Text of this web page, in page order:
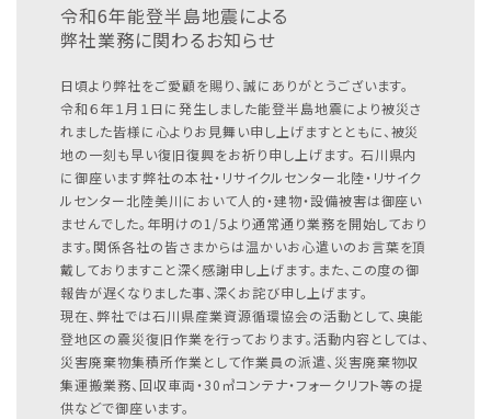
令和6年能登半島地震による
弊社業務に関わるお知らせ
日頃より弊社をご愛顧を賜り、誠にありがとうございます。
令和６年１月１日に発生しました能登半島地震により被災さ
れました皆様に心よりお見舞い申し上げますとともに、被災
地の一刻も早い復旧復興をお祈り申し上げます。 石川県内
に御座います弊社の本社・リサイクルセンター北陸・リサイク
ルセンター北陸美川において人的・建物・設備被害は御座い
ませんでした。年明けの1/5より通常通り業務を開始しており
ます。関係各社の皆さまからは温かいお心遣いのお言葉を頂
戴しておりますこと深く感謝申し上げます。また、この度の御
報告が遅くなりました事、深くお詫び申し上げます。
現在、弊社では石川県産業資源循環協会の活動として、奥能
登地区の震災復旧作業を行っております。活動内容としては、
災害廃棄物集積所作業として作業員の派遣、災害廃棄物収
集運搬業務、回収車両・30㎥コンテナ・フォークリフト等の提
供などで御座います。